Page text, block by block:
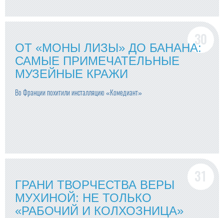
ОТ «МОНЫ ЛИЗЫ» ДО БАНАНА:
САМЫЕ ПРИМЕЧАТЕЛЬНЫЕ
МУЗЕЙНЫЕ КРАЖИ
Во Франции похитили инсталляцию «Комедиант»
ГРАНИ ТВОРЧЕСТВА ВЕРЫ
МУХИНОЙ: НЕ ТОЛЬКО
«РАБОЧИЙ И КОЛХОЗНИЦА»